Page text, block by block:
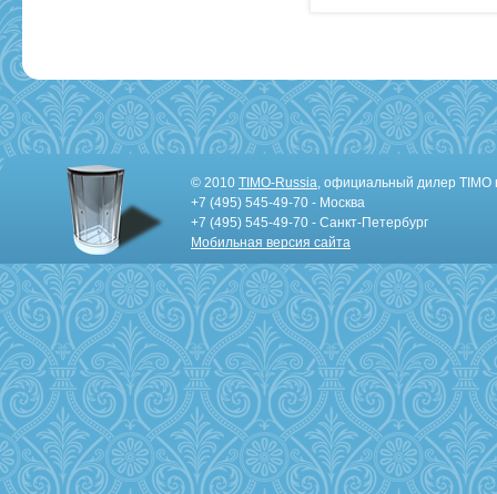
© 2010 TIMO-Russia, официальный дилер TIMO
+7 (495) 545-49-70 - Москва
+7 (495) 545-49-70 - Санкт-Петербург
Мобильная версия сайта